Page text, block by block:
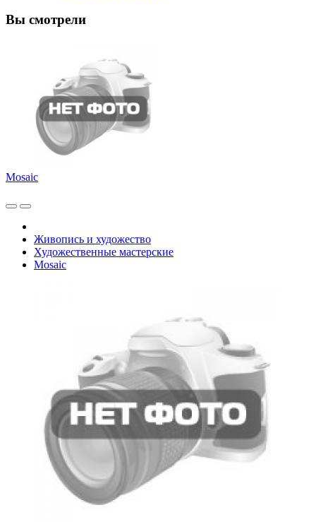
Вы смотрели
Mosaic
Живопись и художество
Художественные мастерские
Mosaic